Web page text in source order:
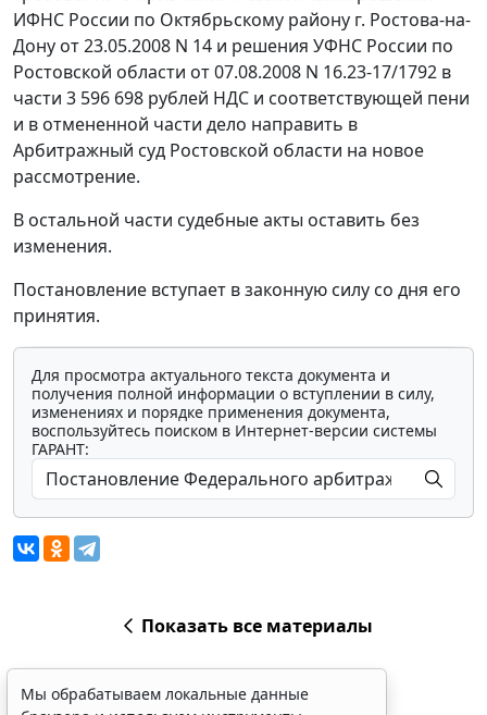
ИФНС России по Октябрьскому району г. Ростова-на-
Дону от 23.05.2008 N 14 и решения УФНС России по
Ростовской области от 07.08.2008 N 16.23-17/1792 в
части 3 596 698 рублей НДС и соответствующей пени
и в отмененной части дело направить в
Арбитражный суд Ростовской области на новое
рассмотрение.
В остальной части судебные акты оставить без
изменения.
Постановление вступает в законную силу со дня его
принятия.
Для просмотра актуального текста документа и
получения полной информации о вступлении в силу,
изменениях и порядке применения документа,
воспользуйтесь поиском в Интернет-версии системы
ГАРАНТ:
Показать все материалы
Мы обрабатываем локальные данные